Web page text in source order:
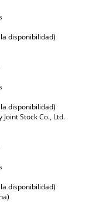
disponibilidad)
disponibilidad)
Stock Co., Ltd.
disponibilidad)